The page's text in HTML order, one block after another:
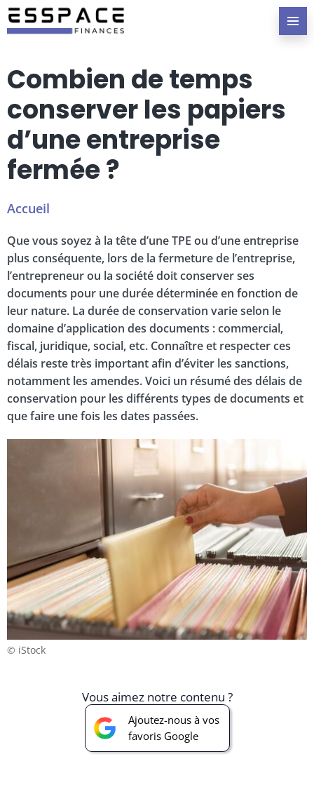
Accueil
Combien de temps
conserver les papiers
d’une entreprise
fermée ?
Que vous soyez à la tête d’une TPE ou d’une entreprise
plus conséquente, lors de la fermeture de l’entreprise,
l’entrepreneur ou la société doit conserver ses
documents pour une durée déterminée en fonction de
leur nature. La durée de conservation varie selon le
domaine d’application des documents : commercial,
fiscal, juridique, social, etc. Connaître et respecter ces
délais reste très important afin d’éviter les sanctions,
notamment les amendes. Voici un résumé des délais de
conservation pour les différents types de documents et
que faire une fois les dates passées.
© iStock
Vous aimez notre contenu ?
Ajoutez-nous à vos
favoris Google